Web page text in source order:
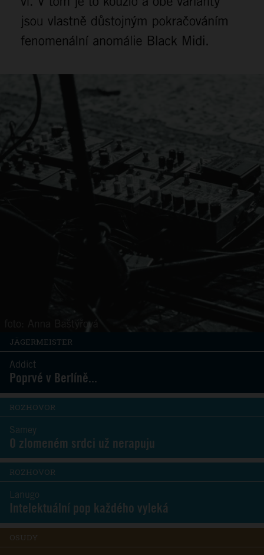
JÄGERMEISTER
Addict
Poprvé v Berlíně...
ROZHOVOR
Samey
O zlomeném srdci už nerapuju
ROZHOVOR
Lanugo
Intelektuální pop každého vyleká
OSUDY